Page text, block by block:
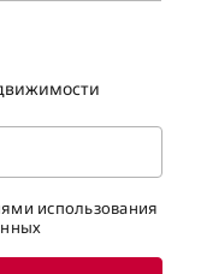
использования